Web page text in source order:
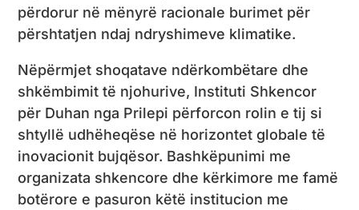
përdorur në mënyrë racionale burimet për
përshtatjen ndaj ndryshimeve klimatike.
Nëpërmjet shoqatave ndërkombëtare dhe
shkëmbimit të njohurive, Instituti Shkencor
për Duhan nga Prilepi përforcon rolin e tij si
shtyllë udhëheqëse në horizontet globale të
inovacionit bujqësor. Bashkëpunimi me
organizata shkencore dhe kërkimore me famë
botërore e pasuron këtë institucion me